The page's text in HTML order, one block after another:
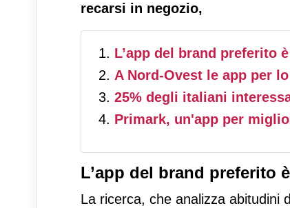
recarsi in negozio,
L’app del brand preferito
A Nord-Ovest le app per
25% degli italiani
Primark, un'app per
L’app del brand preferito
La ricerca, che analizza abitudini